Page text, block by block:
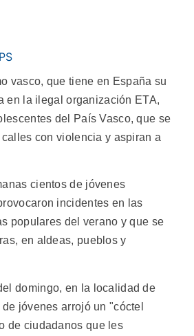
vasco, que tiene en España su
en la ilegal organización ETA,
del País Vasco, que se
con violencia y aspiran a
cientos de jóvenes
incidentes en las
populares del verano y que se
en aldeas, pueblos y
domingo, en la localidad de
jóvenes arrojó un "cóctel
de ciudadanos que les